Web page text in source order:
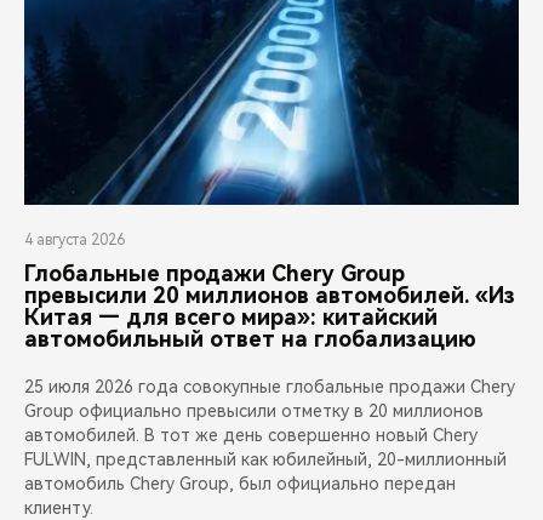
4 августа 2026
Глобальные продажи Chery Group
превысили 20 миллионов автомобилей. «Из
Китая — для всего мира»: китайский
автомобильный ответ на глобализацию
25 июля 2026 года совокупные глобальные продажи Chery
Group официально превысили отметку в 20 миллионов
автомобилей. В тот же день совершенно новый Chery
FULWIN, представленный как юбилейный, 20-миллионный
автомобиль Chery Group, был официально передан
клиенту.